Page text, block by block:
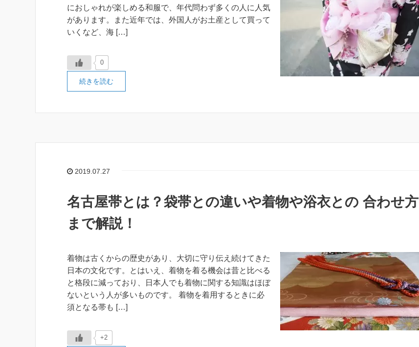
におしゃれが楽しめる和服で、年代問わず多くの人に人気
があります。また近年では、外国人がお土産として買って
いくなど、海 […]
0
続きを読む
2019.07.27
名古屋帯とは？袋帯との違いや着物や浴衣との 合わせ方
まで解説！
着物は古くからの歴史があり、大切に守り伝え続けてきた
日本の文化です。とはいえ、着物を着る機会は昔と比べる
と格段に減っており、日本人でも着物に関する知識はほぼ
ないという人が多いものです。 着物を着用するときに必
須となる帯も […]
+2